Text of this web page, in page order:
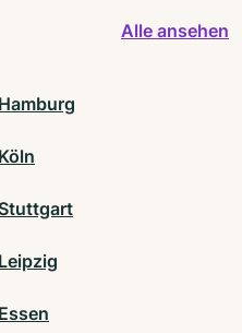
Alle ansehen
Hamburg
Köln
Leipzig
Essen